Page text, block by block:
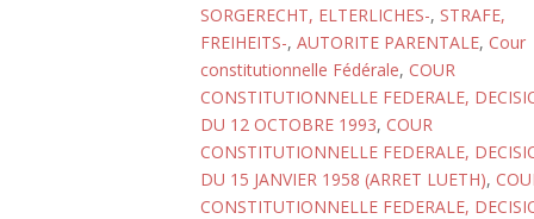
SORGERECHT, ELTERLICHES-, STRAFE,
FREIHEITS-, AUTORITE PARENTALE, Cour
constitutionnelle Fédérale, COUR
CONSTITUTIONNELLE FEDERALE,
DU 12 OCTOBRE 1993, COUR
CONSTITUTIONNELLE FEDERALE,
DU 15 JANVIER 1958 (ARRET LUETH),
CONSTITUTIONNELLE FEDERALE,